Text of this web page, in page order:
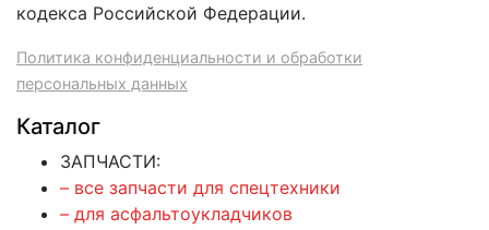
кодекса Российской Федерации.
Политика конфиденциальности и обработки
персональных данных
Каталог
ЗАПЧАСТИ:
– все запчасти для спецтехники
– для асфальтоукладчиков